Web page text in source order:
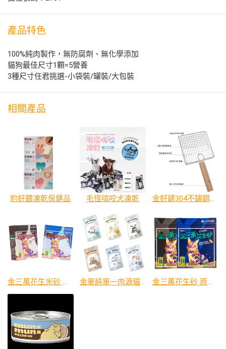
產品特色
100%純肉製作，無防腐劑、無化學添加
貓狗最佳尺寸1顆=5營養
3種尺寸任君挑選-小袋裝/罐裝/大包裝
相關產品
豹好餵凍乾保健品 毛怪啃咬犬凍乾 金好鏟304不鏽鋼櫸木貓砂鏟
金三萬花生米砂 原味/藍風鈴 金單純單一肉源貓主食餐包 金三萬花生砂 原味/藍風鈴